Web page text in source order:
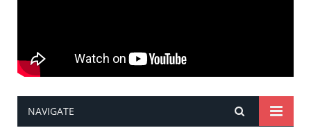
NAVIGATE